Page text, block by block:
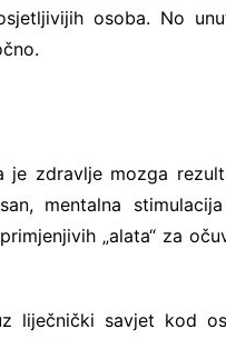
osoba. No
je zdravlje mozga
mentalna
„alata“ za
liječnički savjet kod